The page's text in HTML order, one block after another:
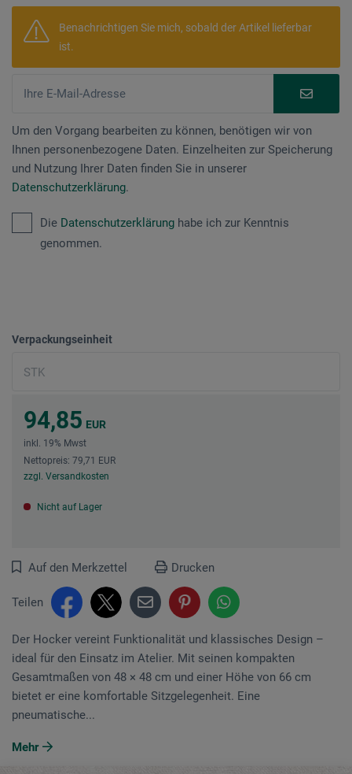
Benachrichtigen Sie mich, sobald der Artikel lieferbar
ist.
Um den Vorgang bearbeiten zu können, benötigen wir von
Ihnen personenbezogene Daten. Einzelheiten zur Speicherung
und Nutzung Ihrer Daten finden Sie in unserer
Datenschutzerklärung.
Die Datenschutzerklärung habe ich zur Kenntnis
genommen.
Verpackungseinheit
94,85 EUR
inkl. 19% Mwst
Nettopreis: 79,71 EUR
zzgl. Versandkosten
Nicht auf Lager
Auf den Merkzettel Drucken
Teilen
Der Hocker vereint Funktionalität und klassisches Design –
ideal für den Einsatz im Atelier. Mit seinen kompakten
Gesamtmaßen von 48 × 48 cm und einer Höhe von 66 cm
bietet er eine komfortable Sitzgelegenheit. Eine
pneumatische...
Mehr